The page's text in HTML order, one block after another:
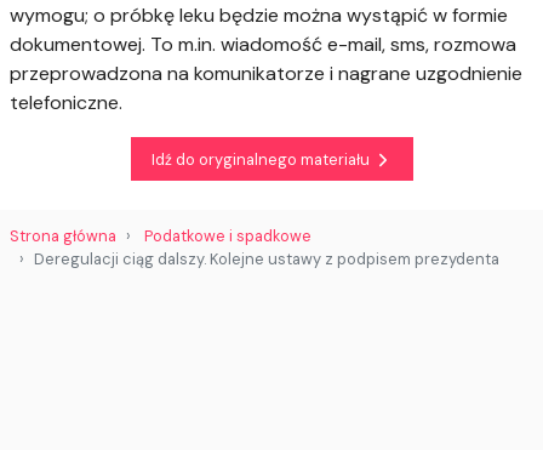
wymogu; o próbkę leku będzie można wystąpić w formie
dokumentowej. To m.in. wiadomość e-mail, sms, rozmowa
przeprowadzona na komunikatorze i nagrane uzgodnienie
telefoniczne.
Idź do oryginalnego materiału
Strona główna
Podatkowe i spadkowe
Deregulacji ciąg dalszy. Kolejne ustawy z podpisem prezydenta